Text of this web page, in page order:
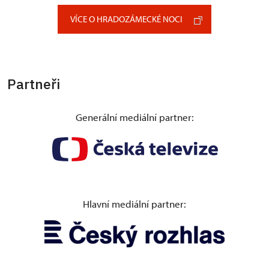
VÍCE O HRADOZÁMECKÉ NOCI
Partneři
Generální mediální partner:
Hlavní mediální partner: